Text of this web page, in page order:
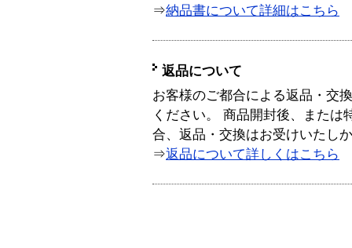
⇒納品書について詳細はこちら
返品について
お客様のご都合による返品・交
ください。 商品開封後、または
合、返品・交換はお受けいたし
⇒返品について詳しくはこちら